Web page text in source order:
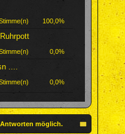
100,0%
0,0%
....
0,0%
möglich.